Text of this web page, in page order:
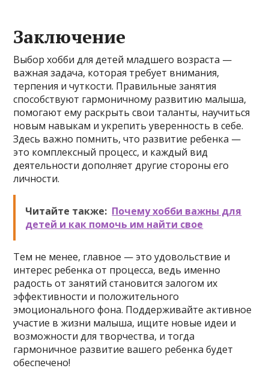
Заключение
Выбор хобби для детей младшего возраста —
важная задача, которая требует внимания,
терпения и чуткости. Правильные занятия
способствуют гармоничному развитию малыша,
помогают ему раскрыть свои таланты, научиться
новым навыкам и укрепить уверенность в себе.
Здесь важно помнить, что развитие ребенка —
это комплексный процесс, и каждый вид
деятельности дополняет другие стороны его
личности.
Читайте также: Почему хобби важны для
детей и как помочь им найти свое
Тем не менее, главное — это удовольствие и
интерес ребенка от процесса, ведь именно
радость от занятий становится залогом их
эффективности и положительного
эмоционального фона. Поддерживайте активное
участие в жизни малыша, ищите новые идеи и
возможности для творчества, и тогда
гармоничное развитие вашего ребенка будет
обеспечено!